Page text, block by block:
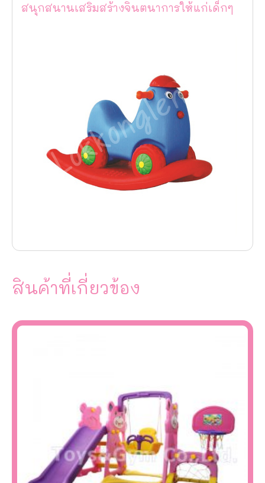
สนุกสนานเสริมสร้างจินตนาการให้แก่เด็กๆ
สินค้าที่เกี่ยวข้อง